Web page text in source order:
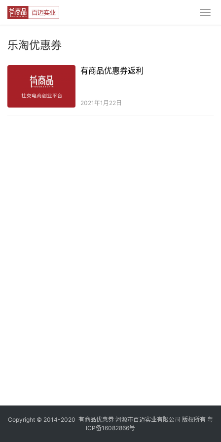
乐淘优惠券
有商品优惠券返利
2021年1月22日
Copyright © 2014-2020 有商品优惠券 河源市百迈实业有限公司 版权所有 粤
ICP备16082866号